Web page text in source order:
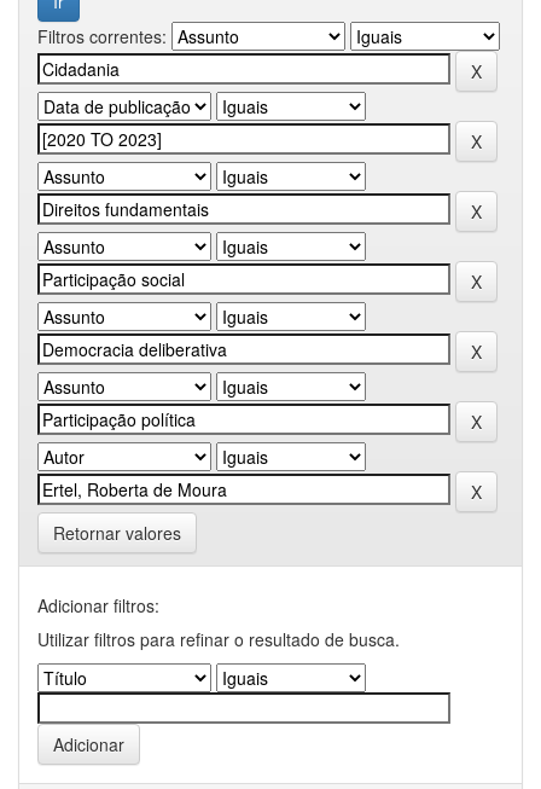
Filtros correntes:
Retornar valores
Adicionar filtros:
Utilizar filtros para refinar o resultado de busca.